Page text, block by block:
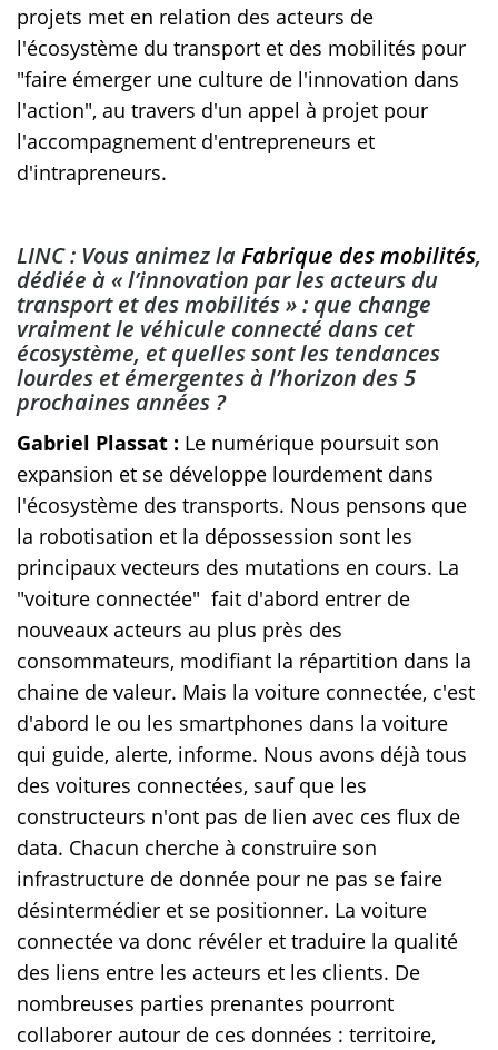
projets met en relation des acteurs de
l'écosystème du transport et des mobilités pour
"faire émerger une culture de l'innovation dans
l'action", au travers d'un appel à projet pour
l'accompagnement d'entrepreneurs et
d'intrapreneurs.
LINC : Vous animez laFabrique des mobilités,
dédiée à « l’innovation par les acteurs du
transport et des mobilités » : que change
vraiment le véhicule connecté dans cet
écosystème, et quelles sont les tendances
lourdes et émergentes à l’horizon des 5
prochaines années ?
Gabriel Plassat : Le numérique poursuit son
expansion et se développe lourdement dans
l'écosystème des transports. Nous pensons que
la robotisation et la dépossession sont les
principaux vecteurs des mutations en cours. La
"voiture connectée" fait d'abord entrer de
nouveaux acteurs au plus près des
consommateurs, modifiant la répartition dans la
chaine de valeur. Mais la voiture connectée, c'est
d'abord le ou les smartphones dans la voiture
qui guide, alerte, informe. Nous avons déjà tous
des voitures connectées, sauf que les
constructeurs n'ont pas de lien avec ces flux de
data. Chacun cherche à construire son
infrastructure de donnée pour ne pas se faire
désintermédier et se positionner. La voiture
connectée va donc révéler et traduire la qualité
des liens entre les acteurs et les clients. De
nombreuses parties prenantes pourront
collaborer autour de ces données : territoire,